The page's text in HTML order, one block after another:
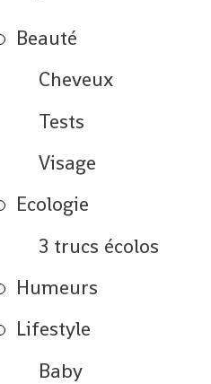
Beauté
Cheveux
Tests
Visage
Ecologie
3 trucs écolos
Humeurs
Lifestyle
Baby